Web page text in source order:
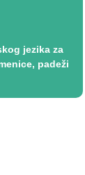
jezika za
padeži